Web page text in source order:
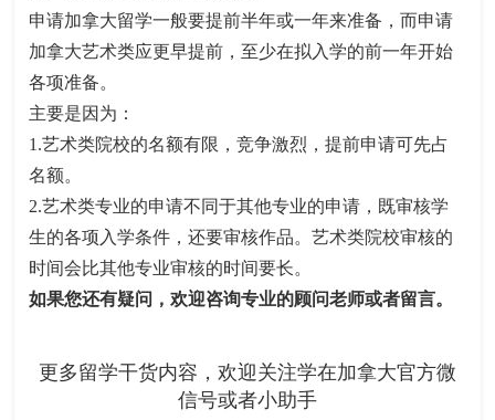
申请加拿大留学一般要提前半年或一年来准备，而申请
加拿大艺术类应更早提前，至少在拟入学的前一年开始
各项准备。
主要是因为：
1.艺术类院校的名额有限，竞争激烈，提前申请可先占
名额。
2.艺术类专业的申请不同于其他专业的申请，既审核学
生的各项入学条件，还要审核作品。艺术类院校审核的
时间会比其他专业审核的时间要长。
如果您还有疑问，欢迎咨询专业的顾问老师或者留言。
更多留学干货内容，欢迎关注学在加拿大官方微
信号或者小助手